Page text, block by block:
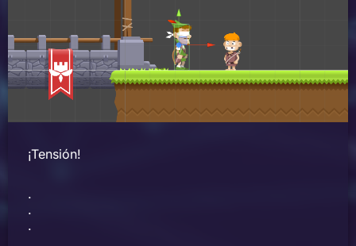
¡Tensión!
.
.
.